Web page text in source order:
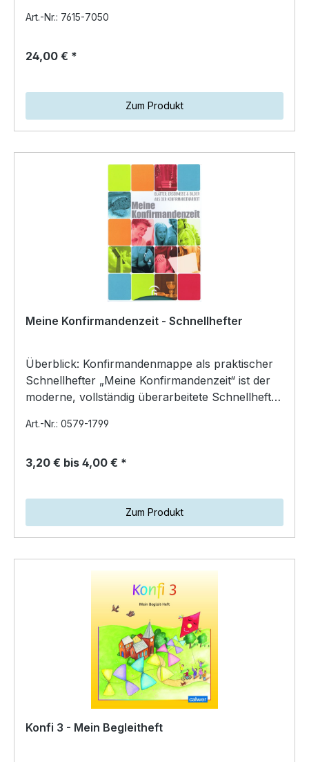
Art.-Nr.: 7615-7050
24,00 € *
Zum Produkt
Meine Konfirmandenzeit - Schnellhefter
Überblick: Konfirmandenmappe als praktischer
Schnellhefter „Meine Konfirmandenzeit“ ist der
moderne, vollständig überarbeitete Schnellhefter
Art.-Nr.: 0579-1799
3,20 € bis 4,00 € *
Zum Produkt
Konfi 3 - Mein Begleitheft